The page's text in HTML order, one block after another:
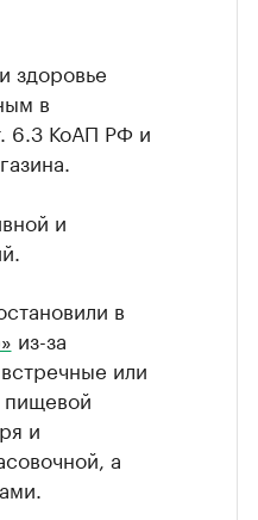
здоровье
в
6.3 КоАП РФ и
и
в
из-за
или
пищевой
и
а